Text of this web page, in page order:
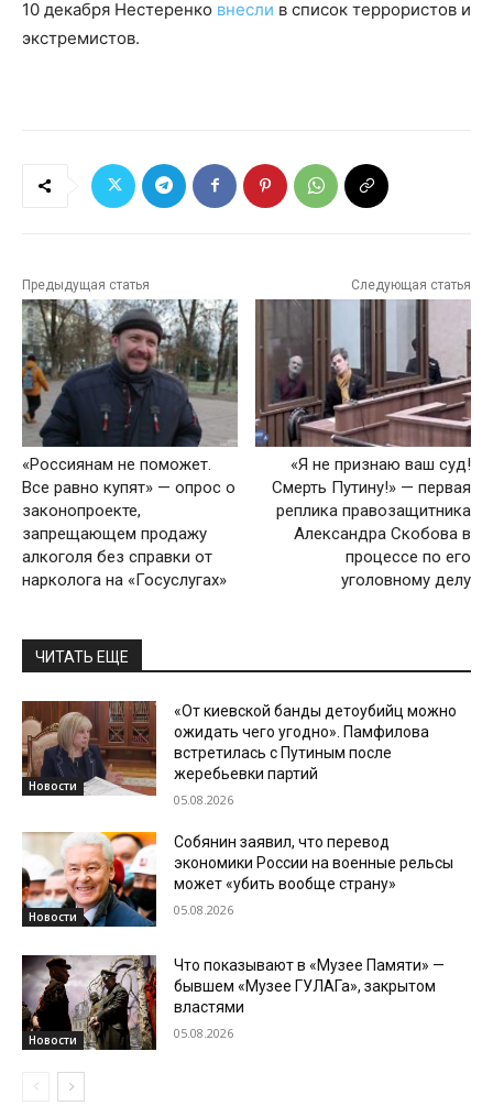
10 декабря Нестеренко внесли в список террористов и
экстремистов.
Предыдущая статья
«Россиянам не поможет.
Все равно купят» — опрос о
законопроекте,
запрещающем продажу
алкоголя без справки от
нарколога на «Госуслугах»
Следующая статья
«Я не признаю ваш суд!
Смерть Путину!» — первая
реплика правозащитника
Александра Скобова в
процессе по его
уголовному делу
ЧИТАТЬ ЕЩЕ
Новости
«От киевской банды детоубийц можно
ожидать чего угодно». Памфилова
встретилась с Путиным после
жеребьевки партий
05.08.2026
Новости
Собянин заявил, что перевод
экономики России на военные рельсы
может «убить вообще страну»
05.08.2026
Новости
Что показывают в «Музее Памяти» —
бывшем «Музее ГУЛАГа», закрытом
властями
05.08.2026